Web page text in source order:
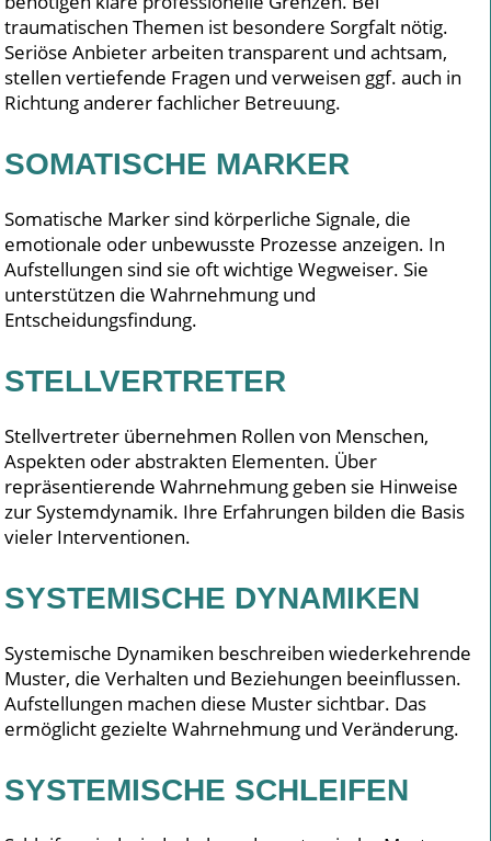
traumatischen Themen ist besondere Sorgfalt nötig.
Seriöse Anbieter arbeiten transparent und achtsam,
stellen vertiefende Fragen und verweisen ggf. auch in
Richtung anderer fachlicher Betreuung.
SOMATISCHE MARKER
Somatische Marker sind körperliche Signale, die
emotionale oder unbewusste Prozesse anzeigen. In
Aufstellungen sind sie oft wichtige Wegweiser. Sie
unterstützen die Wahrnehmung und
Entscheidungsfindung.
STELLVERTRETER
Stellvertreter übernehmen Rollen von Menschen,
Aspekten oder abstrakten Elementen. Über
repräsentierende Wahrnehmung geben sie Hinweise
zur Systemdynamik. Ihre Erfahrungen bilden die Basis
vieler Interventionen.
SYSTEMISCHE DYNAMIKEN
Systemische Dynamiken beschreiben wiederkehrende
Muster, die Verhalten und Beziehungen beeinflussen.
Aufstellungen machen diese Muster sichtbar. Das
ermöglicht gezielte Wahrnehmung und Veränderung.
SYSTEMISCHE SCHLEIFEN